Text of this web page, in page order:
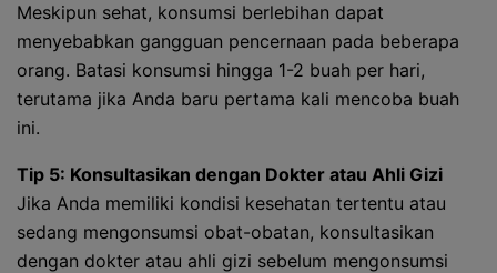
Meskipun sehat, konsumsi berlebihan dapat
menyebabkan gangguan pencernaan pada beberapa
orang. Batasi konsumsi hingga 1-2 buah per hari,
terutama jika Anda baru pertama kali mencoba buah
ini.
Tip 5: Konsultasikan dengan Dokter atau Ahli Gizi
Jika Anda memiliki kondisi kesehatan tertentu atau
sedang mengonsumsi obat-obatan, konsultasikan
dengan dokter atau ahli gizi sebelum mengonsumsi